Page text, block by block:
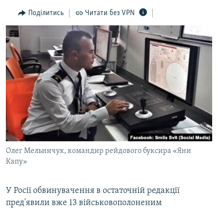
Перейти
до
пошуку
ПОГЛЯД
ІНТЕРВ'Ю
ВСЕ ЗА ДЕНЬ
СПЕЦПРОЕКТИ
ДЕПОРТАЦІЯ
ВІДЕОУРОКИ «ELIFBE»
СВІДЧЕННЯ ОКУПАЦІЇ
УКРАЇНСЬКА ПРОБЛЕМА КРИМУ
ІНФОГРАФІКА
ЯК ОБІЙТИ БЛОКУВАННЯ
Русский
Qırımtatar
ДОЛУЧАЙСЯ!
Усі сайти RFE/RL
Поділитись Читати без VPN
Олег Мельничук, командир рейдового буксира «Яни
Капу»
У Росії обвинувачення в остаточній редакції
пред'явили вже 13 військовополоненим